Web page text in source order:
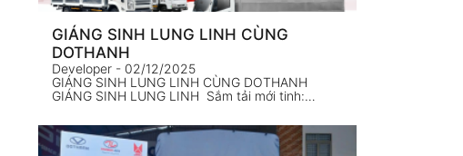
GIÁNG SINH LUNG LINH CÙNG
DOTHANH
Developer - 02/12/2025
GIÁNG SINH LUNG LINH CÙNG DOTHANH
GIÁNG SINH LUNG LINH Sắm tải mới tinh:…